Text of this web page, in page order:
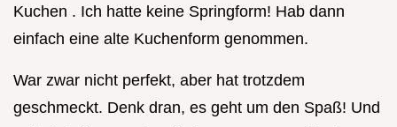
Kuchen . Ich hatte keine Springform! Hab dann
einfach eine alte Kuchenform genommen.
War zwar nicht perfekt, aber hat trotzdem
geschmeckt. Denk dran, es geht um den Spaß! Und